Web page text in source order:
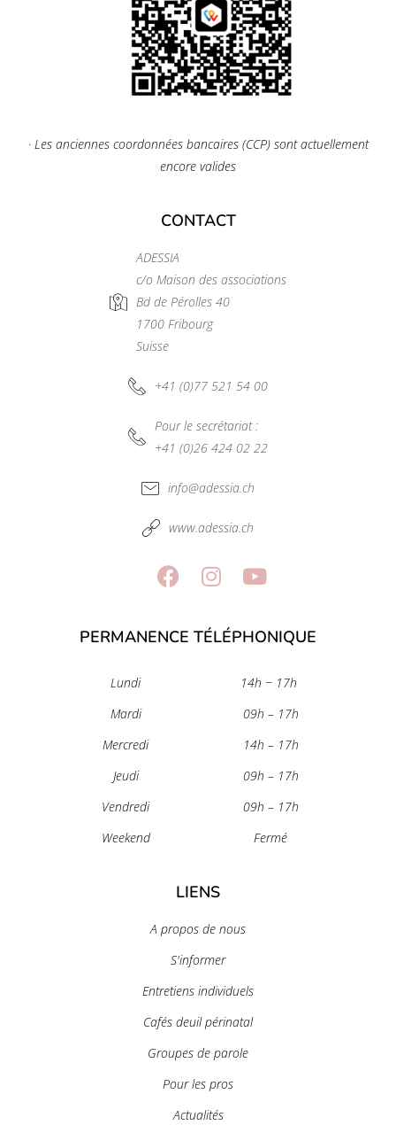
CONTACT
ADESSIA
c/o Maison des associations
Bd de Pérolles 40
1700 Fribourg
Suisse
+41 (0)77 521 54 00
Pour le secrétariat :
+41 (0)26 424 02 22
info@adessia.ch
www.adessia.ch
PERMANENCE TÉLÉPHONIQUE
Lundi
Mardi
Mercredi
Jeudi
Vendredi
Weekend
14h − 17h
09h – 17h
14h – 17h
09h – 17h
09h – 17h
Fermé
LIENS
A propos de nous
S'informer
Entretiens individuels
Cafés deuil périnatal
Groupes de parole
Pour les pros
Actualités
· Les anciennes coordonnées bancaires (CCP) sont actuellement
encore valides